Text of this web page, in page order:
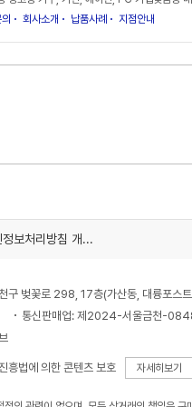
회사소개 납품사례 지점안내
08/03(월) 다나와 개인정보처리방침 개정 안내
구 벚꽃로 298, 17층(가산동, 대륭포스
통신판매업: 제2024-서울금천-
흥법에 의한 콘텐츠 보호 자세히보기